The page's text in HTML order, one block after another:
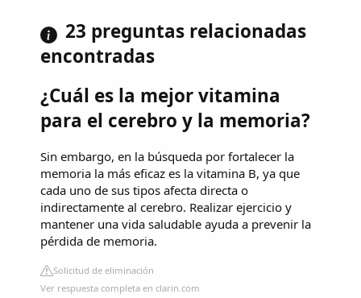
23 preguntas relacionadas
encontradas
¿Cuál es la mejor vitamina
para el cerebro y la memoria?
Sin embargo, en la búsqueda por fortalecer la
memoria la más eficaz es la vitamina B, ya que
cada uno de sus tipos afecta directa o
indirectamente al cerebro. Realizar ejercicio y
mantener una vida saludable ayuda a prevenir la
pérdida de memoria.
Solicitud de eliminación
Ver respuesta completa en clarin.com